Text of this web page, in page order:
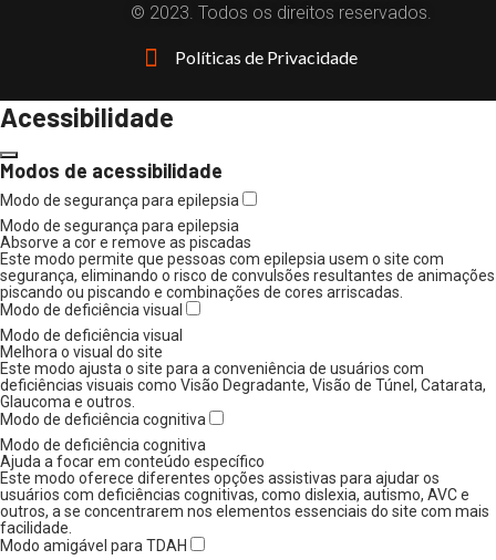
© 2023. Todos os direitos reservados.
Políticas de Privacidade
Acessibilidade
Modos de acessibilidade
Modo de segurança para epilepsia
Modo de segurança para epilepsia
Absorve a cor e remove as piscadas
Este modo permite que pessoas com epilepsia usem o site com
segurança, eliminando o risco de convulsões resultantes de animações
piscando ou piscando e combinações de cores arriscadas.
Modo de deficiência visual
Modo de deficiência visual
Melhora o visual do site
Este modo ajusta o site para a conveniência de usuários com
deficiências visuais como Visão Degradante, Visão de Túnel, Catarata,
Glaucoma e outros.
Modo de deficiência cognitiva
Modo de deficiência cognitiva
Ajuda a focar em conteúdo específico
Este modo oferece diferentes opções assistivas para ajudar os
usuários com deficiências cognitivas, como dislexia, autismo, AVC e
outros, a se concentrarem nos elementos essenciais do site com mais
facilidade.
Modo amigável para TDAH